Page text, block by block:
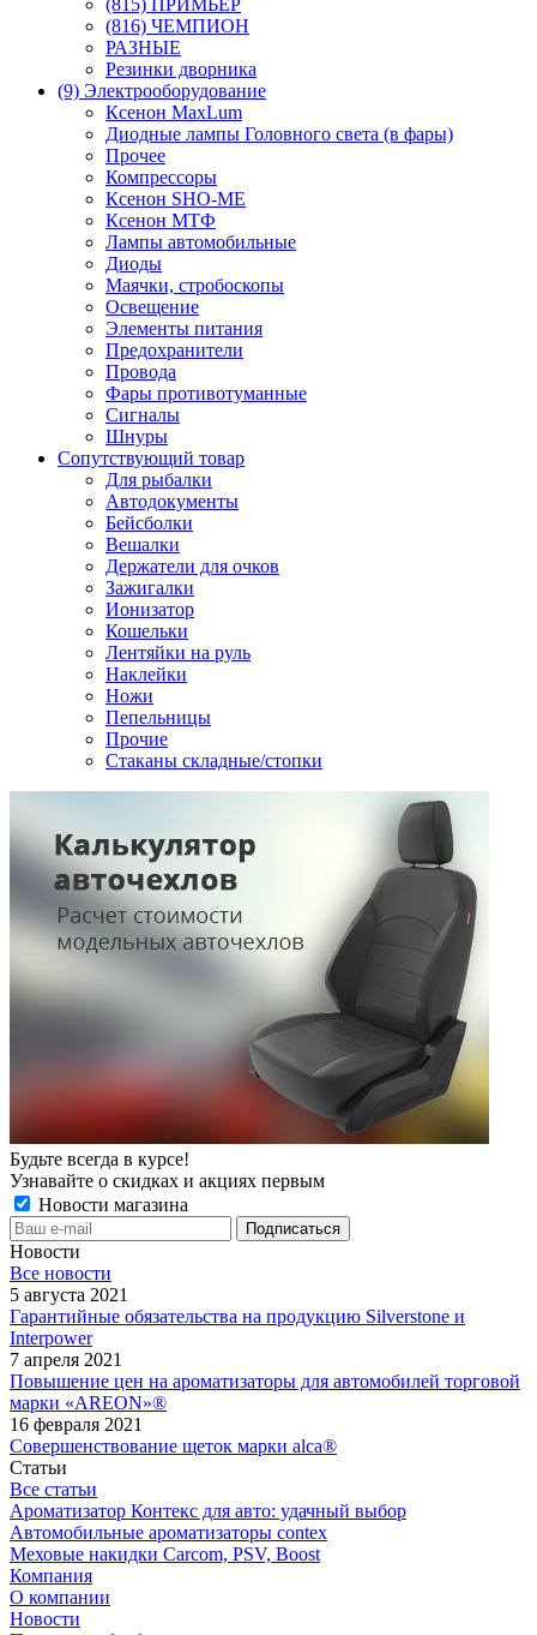
(816) ЧЕМПИОН
РАЗНЫЕ
Резинки дворника
(9) Электрооборудование
Ксенон MaxLum
Диодные лампы Головного света (в фары)
Прочее
Компрессоры
Ксенон SHO-ME
Ксенон МТФ
Лампы автомобильные
Диоды
Маячки, стробоскопы
Освещение
Элементы питания
Предохранители
Провода
Фары противотуманные
Сигналы
Шнуры
Сопутствующий товар
Для рыбалки
Автодокументы
Бейсболки
Вешалки
Держатели для очков
Зажигалки
Ионизатор
Кошельки
Лентяйки на руль
Наклейки
Ножи
Пепельницы
Прочие
Стаканы складные/стопки
Будьте всегда в курсе!
Узнавайте о скидках и акциях первым
Новости магазина
Новости
Все новости
5 августа 2021
Гарантийные обязательства на продукцию Silverstone и
Interpower
7 апреля 2021
Повышение цен на ароматизаторы для автомобилей торговой
марки «AREON»®
16 февраля 2021
Совершенствование щеток марки alca®
Статьи
Все статьи
Ароматизатор Контекс для авто: удачный выбор
Автомобильные ароматизаторы contex
Меховые накидки Carcom, PSV, Boost
Компания
О компании
Новости